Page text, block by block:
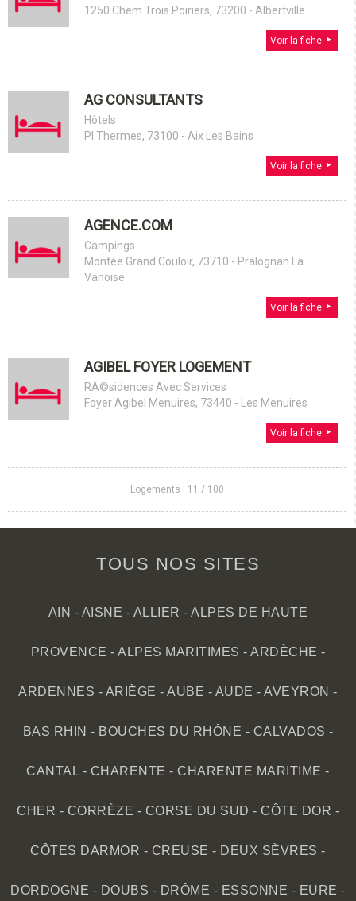
1250 Chem Trois Poiriers, 73200 - Albertville
Voir la fiche
AG CONSULTANTS
Hôtels
Pl Thermes, 73100 - Aix Les Bains
Voir la fiche
AGENCE.COM
Campings
Montée Grand Couloir, 73710 - Pralognan La
Vanoise
Voir la fiche
AGIBEL FOYER LOGEMENT
RÃ©sidences Avec Services
Foyer Agibel Menuires, 73440 - Les Menuires
Voir la fiche
Logements : 11 / 100
TOUS NOS SITES
AIN - AISNE - ALLIER -ALPES DE HAUTE
PROVENCE - ALPES MARITIMES - ARDÈCHE -
ARDENNES - ARIÈGE -AUBE - AUDE -AVEYRON -
BAS RHIN - BOUCHES DU RHÔNE - CALVADOS -
CANTAL - CHARENTE -CHARENTE MARITIME -
CHER - CORRÈZE - CORSE DU SUD - CÔTE DOR -
CÔTES DARMOR - CREUSE - DEUX SÈVRES -
DORDOGNE - DOUBS - DRÔME - ESSONNE - EURE -